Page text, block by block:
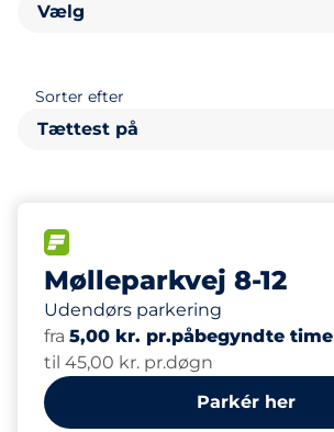
Vælg
Sorter efter
Tættest på
Mølleparkvej 8-12
Udendørs parkering
fra 5,00 kr. pr.påbegyndte time
til 45,00 kr. pr.døgn
Parkér her